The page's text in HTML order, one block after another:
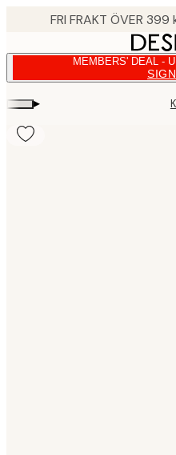
FRI FRAKT ÖVER
MEMBERS' DEAL -
▸